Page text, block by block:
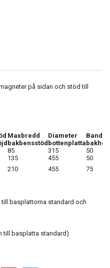
på sidan och stöd till
Maxbredd
bakbensstöd
Diameter
bottenplatta
85 315
50
135 455
50
210 455 75
basplattorna standard och
till basplatta standard)